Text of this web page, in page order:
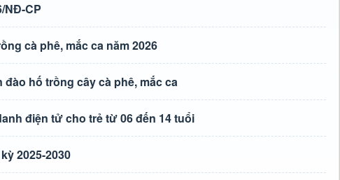
NĐ-CP
cà phê, mắc ca năm 2026
hố trồng cây cà phê, mắc ca
điện tử cho trẻ từ 06 đến 14 tuổi
2025-2030